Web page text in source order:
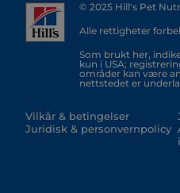
© 2025 Hill's Pet
Alle rettigheter
Som brukt her,
kun i USA;
områder kan være
nettstedet er
Vilkår & betingelser
Juridisk & personvernpolicy